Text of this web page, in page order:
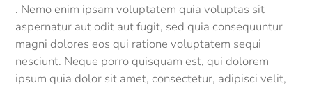
. Nemo enim ipsam voluptatem quia voluptas sit
aspernatur aut odit aut fugit, sed quia consequuntur
magni dolores eos qui ratione voluptatem sequi
nesciunt. Neque porro quisquam est, qui dolorem
ipsum quia dolor sit amet, consectetur, adipisci velit,